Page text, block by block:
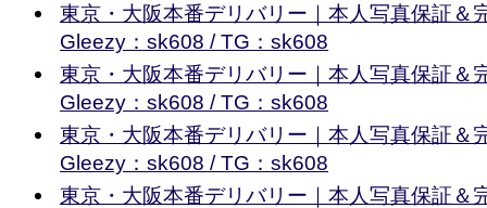
東京・大阪本番デリバリー｜本人写真保証＆
Gleezy：sk608 / TG：sk608
東京・大阪本番デリバリー｜本人写真保証＆
Gleezy：sk608 / TG：sk608
東京・大阪本番デリバリー｜本人写真保証＆
Gleezy：sk608 / TG：sk608
東京・大阪本番デリバリー｜本人写真保証＆